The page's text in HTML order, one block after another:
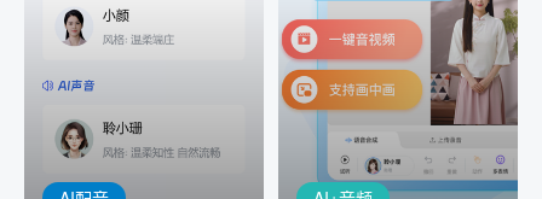
音视频一键生成
室"中输入文本或录音，一
出
配音一键生成
AI+音频：基于全球领先的
TTS能力打造的AI音频制作
工具，输入文本、选择发
音人即可一键生成专业音